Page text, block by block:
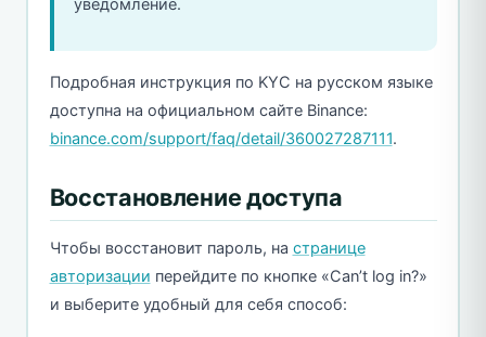
уведомление.
Подробная инструкция по KYC на русском языке
доступна на официальном сайте Binance:
binance.com/support/faq/detail/360027287111.
Восстановление доступа
Чтобы восстановит пароль, на странице
авторизации перейдите по кнопке «Can’t log in?»
и выберите удобный для себя способ: